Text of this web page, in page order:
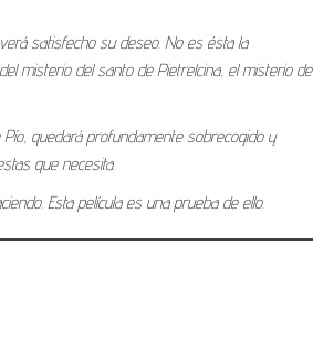
satisfecho su deseo. No es ésta la
misterio del santo de Pietrelcina, el misterio de
quedará profundamente sobrecogido y
que necesita.
Esta película es una prueba de ello.